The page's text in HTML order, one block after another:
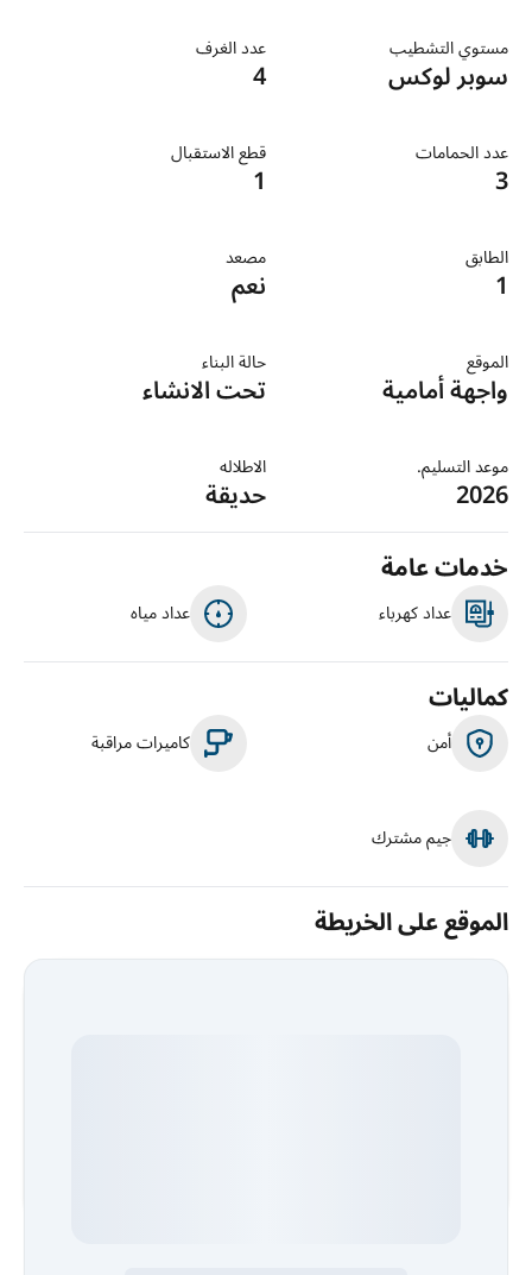
مستوي التشطيب
سوبر لوكس
عدد الغرف
4
عدد الحمامات
3
قطع الاستقبال
1
الطابق
1
مصعد
نعم
الموقع
واجهة أمامية
حالة البناء
تحت الانشاء
موعد التسليم.
2026
الاطلاله
حديقة
خدمات عامة
عداد كهرباء عداد مياه
كماليات
أمن كاميرات مراقبة
جيم مشترك
الموقع على الخريطة